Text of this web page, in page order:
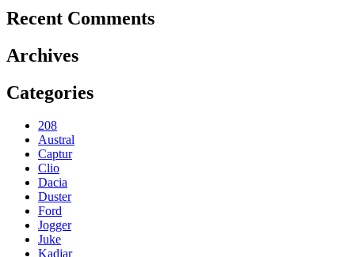
Recent Comments
Archives
Categories
208
Austral
Captur
Clio
Dacia
Duster
Ford
Jogger
Juke
Kadjar